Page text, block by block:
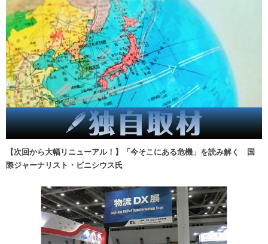
【次回から大幅リニューアル！】「今そこにある危機」を読み解く 国
際ジャーナリスト・ビニシウス氏